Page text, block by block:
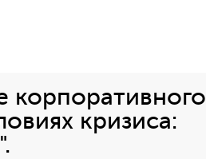
корпоративного
кризиса: